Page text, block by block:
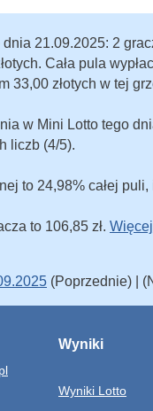
21.09.2025: 2
Cała pula
33,00 złotych w tej
w Mini Lotto tego
liczb (4/5).
to 24,98% całej
to 106,85 zł.
(Poprzednie) |
Wyniki
Wyniki Lotto